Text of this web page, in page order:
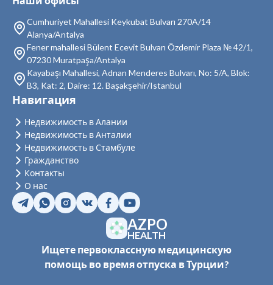
Cumhuriyet Mahallesi Keykubat Bulvarı 270A/14
Alanya/Antalya
Fener mahallesi Bülent Ecevit Bulvarı Özdemir Plaza № 42/1,
07230 Muratpaşa/Antalya
Kayabaşı Mahallesi, Adnan Menderes Bulvarı, No: 5/A, Blok:
B3, Kat: 2, Daire: 12. Başakşehir/Istanbul
AZPO
HEALTH
Ищете первоклассную медицинскую
помощь во время отпуска в Турции?
Навигация
Недвижимость в Алании
Недвижимость в Анталии
Недвижимость в Стамбуле
Гражданство
Контакты
О нас